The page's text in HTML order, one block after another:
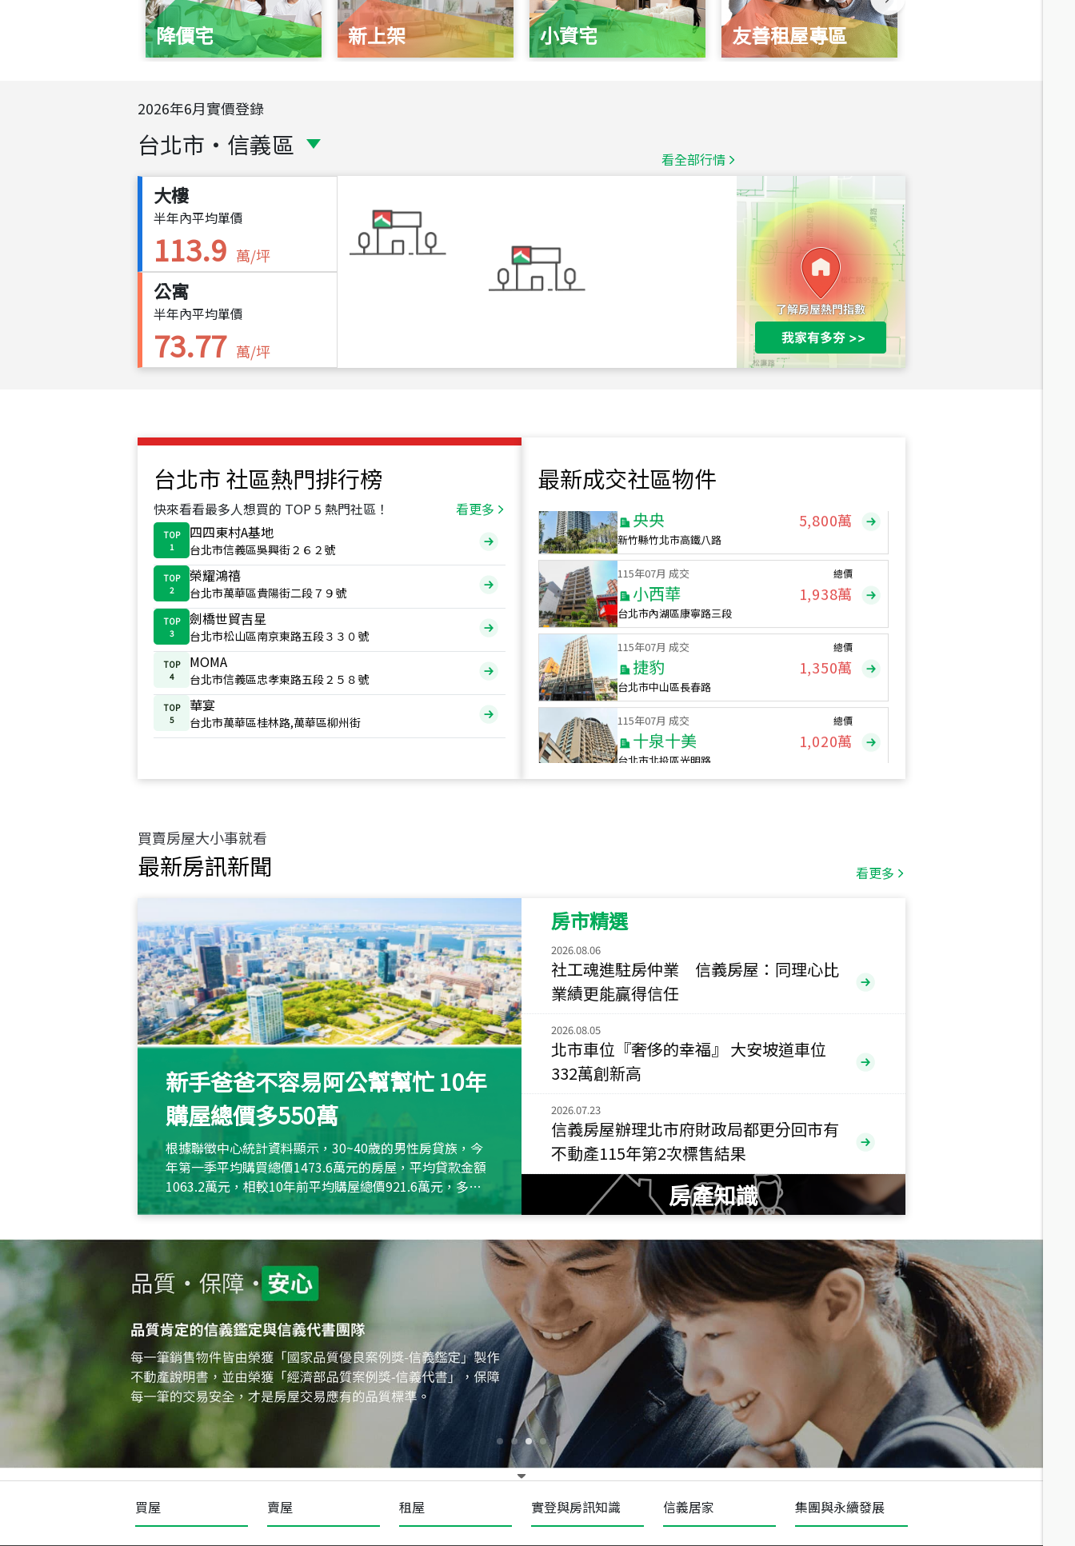
降價宅 新上架 小資宅 友善租屋專區
2026年6月實價登錄
台北市 ・ 信義區 看全部行情
大樓
半年內平均單價
113.9 萬/坪
公寓
半年內平均單價
73.77 萬/坪
台北市 社區熱門排行榜
快來看看最多人想買的 TOP 5 熱門社區！ 看更多
TOP
1
四四東村A基地
台北市信義區吳興街２６２號
TOP
2
榮耀鴻禧
台北市萬華區貴陽街二段７９號
TOP
3
劍橋世貿吉星
台北市松山區南京東路五段３３０號
TOP
4
MOMA
台北市信義區忠孝東路五段２５８號
TOP
5
華宴
台北市萬華區桂林路,萬華區柳州街
最新成交社區物件
台北市中山區長春路
1,020萬
總價
490萬
新竹市新竹市慈祥路
總價
1,808萬
115年07月 成交
新竹縣竹北市高鐵八路
115年07月 成交
小西華
台北市內湖區康寧路三段
總價
1,938萬
115年07月 成交
捷豹
台北市中山區長春路
總價
1,350萬
115年07月 成交
十泉十美
台北市北投區光明路
總價
1,020萬
115年07月 成交
115
新北市永和區環河西路二段
115年07月 成交
央央 5,800萬
115年
小西華 1,938萬
115 年07月 成交
捷豹
台北市中山區長春路
115年07月 成交
十泉十美
台北市北投區光明路
總價
1,020萬
年 07月 成交
四維天廈
新竹市新竹市四維路
總價
490萬
115 月 成交
菁英典藏
新竹市新竹市慈祥路
1,808
買賣房屋大小事就看
最新房訊新聞 看更多
新手爸爸不容易阿公幫幫忙 10年
購屋總價多550萬
根據聯徵中心統計資料顯示，30~40歲的男性房貸族，今
年第一季平均購買總價1473.6萬元的房屋，平均貸款金額
1063.2萬元，相較10年前平均購屋總價921.6萬元，多出
約550萬元，且貸款金額也多
房市精選
2026.08.06
社工魂進駐房仲業 信義房屋：同理心比
業績更能贏得信任
2026.08.05
北市車位『奢侈的幸福』 大安坡道車位
332萬創新高
2026.07.23
信義房屋辦理北市府財政局都更分回市有
不動產115年第2次標售結果
房產知識
買屋 賣屋 租屋 實登與房訊知識 信義居家 集團與永續發展